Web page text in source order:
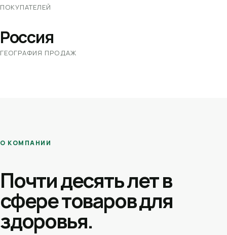
ПОКУПАТЕЛЕЙ
Россия
ГЕОГРАФИЯ ПРОДАЖ
О КОМПАНИИ
Почти десять лет в
сфере товаров для
здоровья.